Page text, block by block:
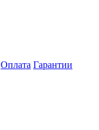
Оплата Гарантии